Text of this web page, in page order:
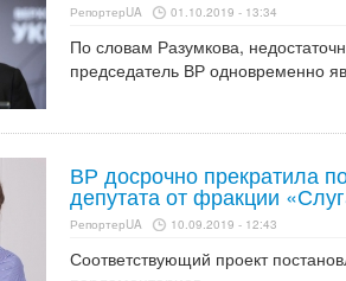
РепортерUA 01.10.2019 - 13:34
По словам Разумкова,
председатель ВР одновременно
ВР досрочно прекратила
депутата от фракции
РепортерUA 10.09.2019 - 12:43
Соответствующий проект